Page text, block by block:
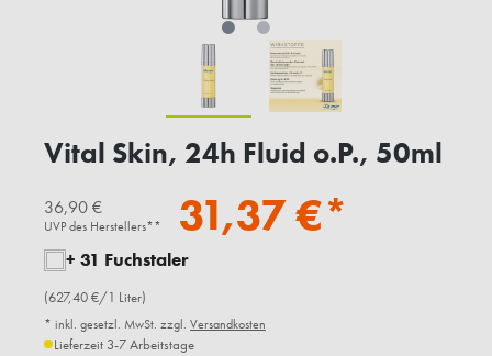
Vital Skin, 24h Fluid o.P., 50ml
36,90 €
UVP des Herstellers** 31,37 €*
+ 31 Fuchstaler
(627,40 €/1 Liter)
* inkl. gesetzl. MwSt. zzgl. Versandkosten
Lieferzeit 3-7 Arbeitstage